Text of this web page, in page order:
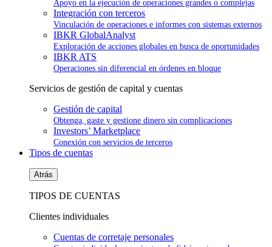
Apoyo en la ejecución de operaciones grandes o complejas
Integración con terceros
Vinculación de operaciones e informes con sistemas externos
IBKR GlobalAnalyst
Exploración de acciones globales en busca de oportunidades
IBKR ATS
Operaciones sin diferencial en órdenes en bloque
Servicios de gestión de capital y cuentas
Gestión de capital
Obtenga, gaste y gestione dinero sin complicaciones
Investors’ Marketplace
Conexión con servicios de terceros
Tipos de cuentas
Atrás
TIPOS DE CUENTAS
Clientes individuales
Cuentas de corretaje personales